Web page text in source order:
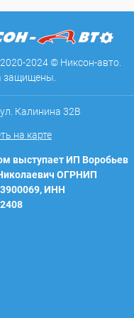
2024 © Никсон-авто.
защищены.
Калинина 32В
на карте
выступает ИП Воробьев
ОГРНИП
ИНН